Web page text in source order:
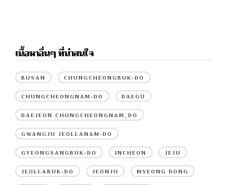
เนื้อหาอื่นๆ ที่น่าสนใจ
BUSAN CHUNGCHEONGBUK-DO
CHUNGCHEONGNAM-DO DAEGU
DAEJEON CHUNGCHEONGNAM_DO
GWANGJU JEOLLANAM-DO
GYEONGSANGBUK-DO INCHEON JEJU
JEOLLABUK-DO JEONJU MYEONG DONG